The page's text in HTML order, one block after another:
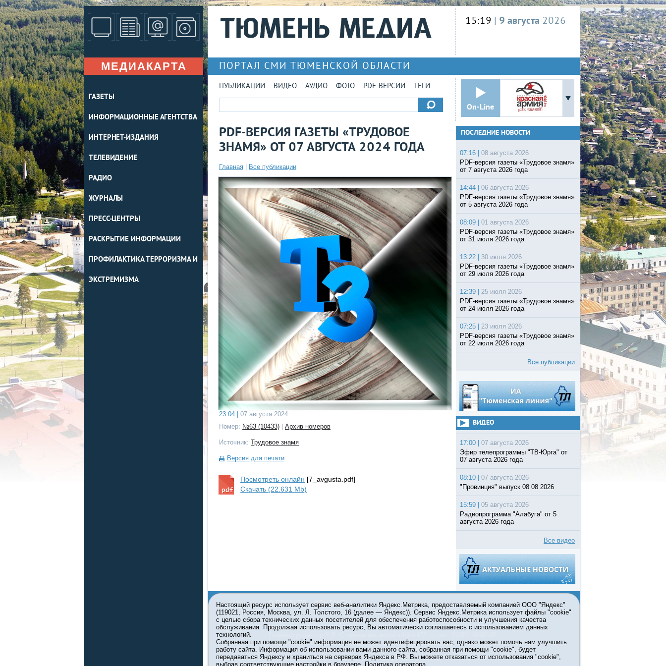
МЕДИАКАРТА
ГАЗЕТЫ
ИНФОРМАЦИОННЫЕ АГЕНТСТВА
ИНТЕРНЕТ-ИЗДАНИЯ
ТЕЛЕВИДЕНИЕ
РАДИО
ЖУРНАЛЫ
ПРЕСС-ЦЕНТРЫ
РАСКРЫТИЕ ИНФОРМАЦИИ
ПРОФИЛАКТИКА ТЕРРОРИЗМА И
ЭКСТРЕМИЗМА
15:19 | 9 августа 2026
ПОРТАЛ СМИ ТЮМЕНСКОЙ ОБЛАСТИ
ПУБЛИКАЦИИ ВИДЕО АУДИО ФОТО PDF-ВЕРСИИ ТЕГИ
On-Line
PDF-ВЕРСИЯ ГАЗЕТЫ «ТРУДОВОЕ
ЗНАМЯ» ОТ 07 АВГУСТА 2024 ГОДА
Главная Все публикации
23:04 |
07 августа 2024
Номер: №63 (10433) Архив номеров
Источник: Трудовое знамя
Версия для печати
Посмотреть онлайн [7_avgusta.pdf]
Скачать (22.631 Mb)
ПОСЛЕДНИЕ НОВОСТИ
07:16 |
08 августа 2026
PDF-версия газеты «Трудовое знамя»
от 7 августа 2026 года
14:44 |
06 августа 2026
PDF-версия газеты «Трудовое знамя»
от 5 августа 2026 года
08:09 |
01 августа 2026
PDF-версия газеты «Трудовое знамя»
от 31 июля 2026 года
13:22 |
30 июля 2026
PDF-версия газеты «Трудовое знамя»
от 29 июля 2026 года
12:39 |
25 июля 2026
PDF-версия газеты «Трудовое знамя»
от 24 июля 2026 года
07:25 |
23 июля 2026
PDF-версия газеты «Трудовое знамя»
от 22 июля 2026 года
Все публикации
ВИДЕО
17:00 |
07 августа 2026
Эфир телепрограммы "ТВ-Юрга" от
07 августа 2026 года
08:10 |
07 августа 2026
"Провинция" выпуск 08 08 2026
15:59 |
05 августа 2026
Радиопрограмма "Алабуга" от 5
августа 2026 года
Все видео
О ПРОЕКТЕ КОНТАКТЫ
© 2001-2026 Сетевое издание Тюмень Медиа. При использовании материалов ссылка
обязательна.
Информационная лента выходит при финансовой поддержке правительства Тюменской
области. Свидетельство о регистрации СМИ ЭЛ №ФС 77-67413 от 13.10.2016 выдано
Федеральной службой по надзору в сфере связи, информационных технологий и массовых
Настоящий ресурс использует сервис веб-аналитики Яндекс.Метрика, предоставляемый компанией ООО "Яндекс"
(119021, Россия, Москва, ул. Л. Толстого, 16 (далее — Яндекс)). Сервис Яндекс.Метрика использует файлы "cookie"
с целью сбора технических данных посетителей для обеспечения работоспособности и улучшения качества
обслуживания. Продолжая использовать ресурс, Вы автоматически соглашаетесь с использованием данных
технологий.
Собранная при помощи "cookie" информация не может идентифицировать вас, однако может помочь нам улучшить
работу сайта. Информация об использовании вами данного сайта, собранная при помощи "cookie", будет
передаваться Яндексу и храниться на серверах Яндекса в РФ. Вы можете отказаться от использования "cookie",
выбрав соответствующие настройки в браузере.
Политика оператора